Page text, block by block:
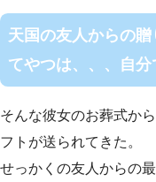
天国の友人からの
てやつは、、、自
そんな彼女のお葬式か
フトが送られてきた。
せっかくの友人からの